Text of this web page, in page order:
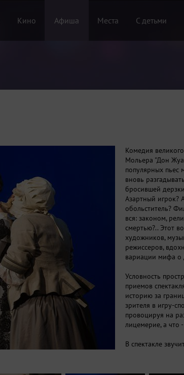
Кино Афиша Места С детьми
Комедия
Мольера "Дон
популярных пьес
вновь
бросившей
Азартный игрок?
обольститель?
вся: законом,
смертью?.. Этот
художников,
режиссеров,
вариации мифа о
Условность
приемов
историю за
зрителя в игру-
провоцируя на
лицемерие, а что
В спектакле